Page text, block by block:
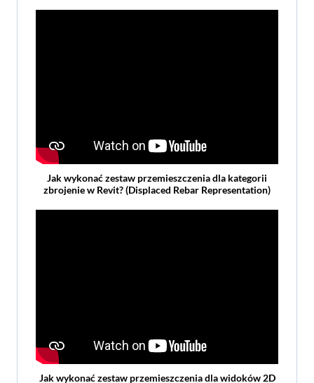
Jak wykonać zestaw przemieszczenia dla kategorii
zbrojenie w Revit? (Displaced Rebar Representation)
Jak wykonać zestaw przemieszczenia dla widoków 2D